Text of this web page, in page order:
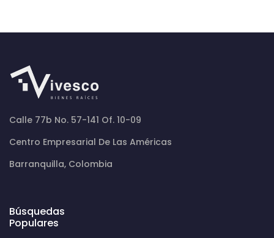
Calle 77b No. 57-141 Of. 10-09
Centro Empresarial De Las Américas
Barranquilla, Colombia
Búsquedas
Populares